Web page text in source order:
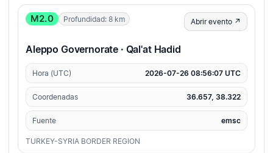
M2.0 Profundidad: 8 km Abrir evento ↗
Aleppo Governorate · Qal'at Hadid
Hora (UTC) 2026-07-26 08:56:07 UTC
Coordenadas 36.657, 38.322
Fuente emsc
TURKEY-SYRIA BORDER REGION